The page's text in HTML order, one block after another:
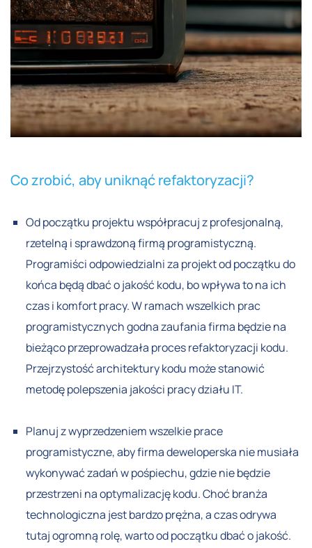
Co zrobić, aby uniknąć refaktoryzacji?
Od początku projektu współpracuj z profesjonalną,
rzetelną i sprawdzoną firmą programistyczną.
Programiści odpowiedzialni za projekt od początku do
końca będą dbać o jakość kodu, bo wpływa to na ich
czas i komfort pracy. W ramach wszelkich prac
programistycznych godna zaufania firma będzie na
bieżąco przeprowadzała proces refaktoryzacji kodu.
Przejrzystość architektury kodu może stanowić
metodę polepszenia jakości pracy działu IT.
Planuj z wyprzedzeniem wszelkie prace
programistyczne, aby firma deweloperska nie musiała
wykonywać zadań w pośpiechu, gdzie nie będzie
przestrzeni na optymalizację kodu. Choć branża
technologiczna jest bardzo prężna, a czas odrywa
tutaj ogromną rolę, warto od początku dbać o jakość.